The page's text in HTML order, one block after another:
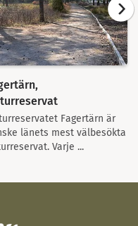
Fagertärn är
länets mest välbesökta
Varje ...